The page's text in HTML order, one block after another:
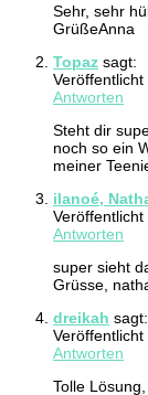
Sehr, sehr
GrüßeAnna
Topaz sagt:
Veröffentlicht
Antworten
Steht dir
noch so ein
meiner
ilanoé,
Veröffentlicht
Antworten
super sieht
Grüsse,
dreikah sagt:
Veröffentlicht
Antworten
Tolle